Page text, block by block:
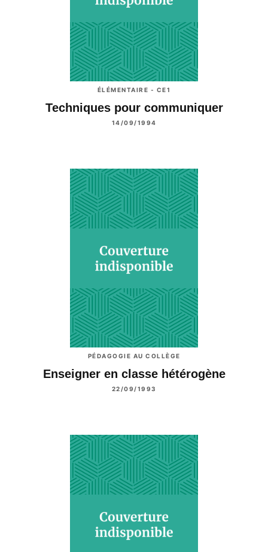
ÉLÉMENTAIRE - CE1
Techniques pour communiquer
14/09/1994
PÉDAGOGIE AU COLLÈGE
Enseigner en classe hétérogène
22/09/1993